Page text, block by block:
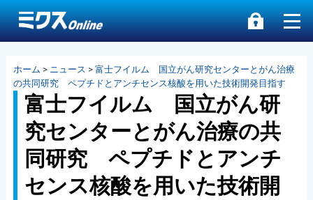
ホーム > ニュース > 富士フイルム 国立がん研究センターとがん治療
の共同研究 ペプチドとアンチセンス核酸を用いた技術開発目指す
富士フイルム 国立がん研
究センターとがん治療の共
同研究 ペプチドとアンチ
センス核酸を用いた技術開